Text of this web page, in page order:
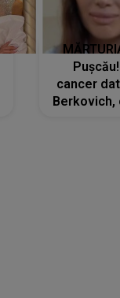
cancer
Berkovich,